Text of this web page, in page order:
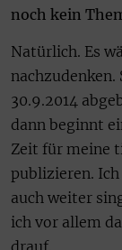
noch kein
Natürlich. Es
nachzudenken.
30.9.2014
dann beginnt
Zeit für meine
publizieren.
auch weiter
ich vor allem
drauf.